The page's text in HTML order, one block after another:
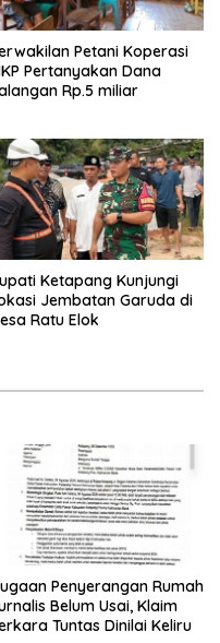
Petani Koperasi
Pertanyakan Dana
Rp.5 miliar
Ketapang Kunjungi
Jembatan Garuda di
Ratu Elok
Penyerangan Rumah
Belum Usai, Klaim
Tuntas Dinilai Keliru